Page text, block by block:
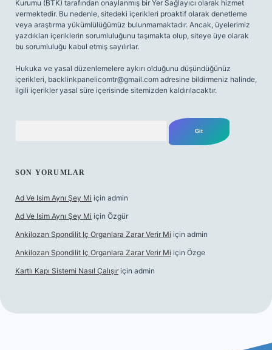
Kurumu (BTK) tarafından onaylanmış bir Yer Sağlayıcı olarak hizmet
vermektedir. Bu nedenle, sitedeki içerikleri proaktif olarak denetleme
veya araştırma yükümlülüğümüz bulunmamaktadır. Ancak, üyelerimiz
yazdıkları içeriklerin sorumluluğunu taşımakta olup, siteye üye olarak
bu sorumluluğu kabul etmiş sayılırlar.
Hukuka ve yasal düzenlemelere aykırı olduğunu düşündüğünüz
içerikleri, backlinkpanelicomtr@gmail.com adresine bildirmeniz halinde,
ilgili içerikler yasal süre içerisinde sitemizden kaldırılacaktır.
SON YORUMLAR
Ad Ve Isim Aynı Şey Mi için admin
Ad Ve Isim Aynı Şey Mi için Özgür
Ankilozan Spondilit Iç Organlara Zarar Verir Mi için admin
Ankilozan Spondilit Iç Organlara Zarar Verir Mi için Özge
Kartlı Kapı Sistemi Nasıl Çalışır için admin